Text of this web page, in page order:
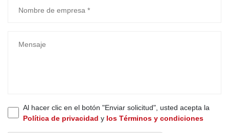
Al hacer clic en el botón "Enviar solicitud", usted acepta la
Política de privacidad y los Términos y condiciones